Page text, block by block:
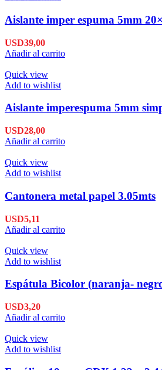
Aislante imper espuma 5mm
USD39,00
Añadir al carrito
Quick view
Add to wishlist
Aislante imperespuma 5mm
USD28,00
Añadir al carrito
Quick view
Add to wishlist
Cantonera metal papel 3.05mts
USD5,11
Añadir al carrito
Quick view
Add to wishlist
Espátula Bicolor (naranja-
USD3,20
Añadir al carrito
Quick view
Add to wishlist